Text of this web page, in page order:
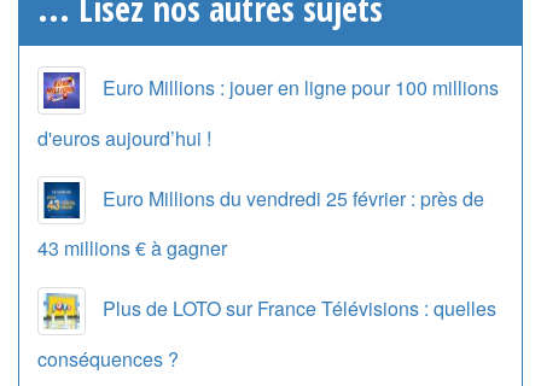
Euro Millions : jouer en ligne pour 100 millions
d'euros aujourd’hui !
Euro Millions du vendredi 25 février : près de
43 millions € à gagner
Plus de LOTO sur France Télévisions : quelles
conséquences ?